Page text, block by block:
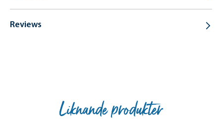
Reviews
Liknande produkter